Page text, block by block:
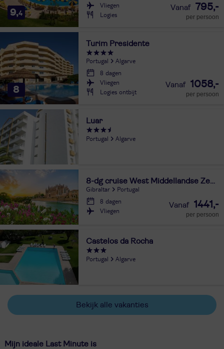
9,4
Vliegen
Logies
795,-
per persoon
8
Turim Presidente
Portugal
Algarve
8 dagen
Vliegen
Logies ontbijt
1058,-
per persoon
Luar
Portugal Algarve
8-dg cruise West Middellandse Zee - Norwegian Dawn
Gibraltar
Portugal
8 dagen
Vliegen
1441,-
per persoon
Castelos da Rocha
Portugal Algarve
Bekijk alle vakanties
Mijn ideale Last Minute is